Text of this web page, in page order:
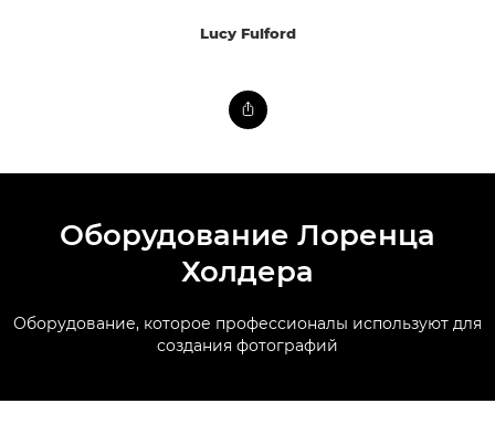
Lucy Fulford
Оборудование Лоренца
Холдера
Оборудование, которое профессионалы используют для
создания фотографий